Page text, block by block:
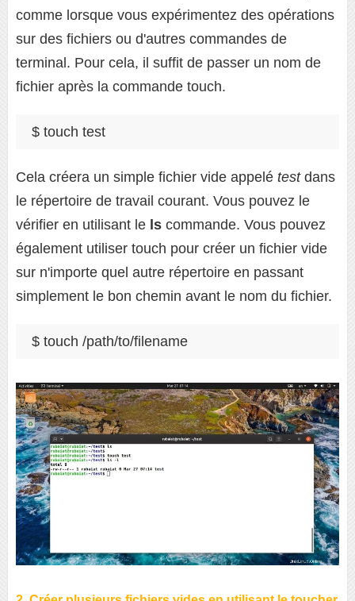
comme lorsque vous expérimentez des opérations
sur des fichiers ou d'autres commandes de
terminal. Pour cela, il suffit de passer un nom de
fichier après la commande touch.
$ touch test
Cela créera un simple fichier vide appelé testdans
le répertoire de travail courant. Vous pouvez le
vérifier en utilisant le ls commande. Vous pouvez
également utiliser touch pour créer un fichier vide
sur n'importe quel autre répertoire en passant
simplement le bon chemin avant le nom du fichier.
$ touch /path/to/filename